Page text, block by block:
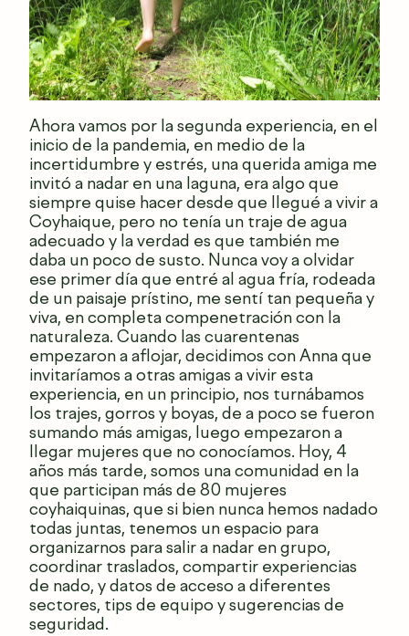
Ahora vamos por la segunda experiencia, en el
inicio de la pandemia, en medio de la
incertidumbre y estrés, una querida amiga me
invitó a nadar en una laguna, era algo que
siempre quise hacer desde que llegué a vivir a
Coyhaique, pero no tenía un traje de agua
adecuado y la verdad es que también me
daba un poco de susto. Nunca voy a olvidar
ese primer día que entré al agua fría, rodeada
de un paisaje prístino, me sentí tan pequeña y
viva, en completa compenetración con la
naturaleza. Cuando las cuarentenas
empezaron a aflojar, decidimos con Anna que
invitaríamos a otras amigas a vivir esta
experiencia, en un principio, nos turnábamos
los trajes, gorros y boyas, de a poco se fueron
sumando más amigas, luego empezaron a
llegar mujeres que no conocíamos. Hoy, 4
años más tarde, somos una comunidad en la
que participan más de 80 mujeres
coyhaiquinas, que si bien nunca hemos nadado
todas juntas, tenemos un espacio para
organizarnos para salir a nadar en grupo,
coordinar traslados, compartir experiencias
de nado, y datos de acceso a diferentes
sectores, tips de equipo y sugerencias de
seguridad.